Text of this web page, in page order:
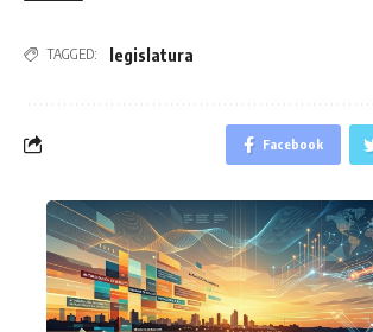
TAGGED: legislatura
Facebook